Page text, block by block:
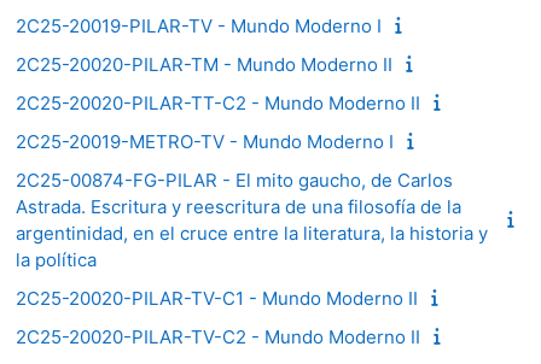
2C25-20019-PILAR-TV - Mundo Moderno I
2C25-20020-PILAR-TM - Mundo Moderno II
2C25-20020-PILAR-TT-C2 - Mundo Moderno II
2C25-20019-METRO-TV - Mundo Moderno I
2C25-00874-FG-PILAR - El mito gaucho, de Carlos
Astrada. Escritura y reescritura de una filosofía de la
argentinidad, en el cruce entre la literatura, la historia y
la política
2C25-20020-PILAR-TV-C1 - Mundo Moderno II
2C25-20020-PILAR-TV-C2 - Mundo Moderno II